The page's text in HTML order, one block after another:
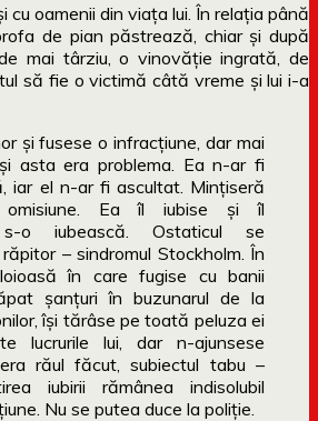
cu oamenii din viața lui. În relația până
de pian păstrează, chiar și după
mai târziu, o vinovăție ingrată, de
să fie o victimă câtă vreme și lui i-a
şi fusese o infracţiune, dar mai
asta era problema. Ea n-ar fi
iar el n-ar fi ascultat. Minţiseră
omisiune. Ea îl iubise şi îl
s-o iubească. Ostaticul se
– sindromul Stockholm. În
în care fugise cu banii
şanţuri în buzunarul de la
îşi tărâse pe toată peluza ei
lucrurile lui, dar n-ajunsese
răul făcut, subiectul tabu –
iubirii rămânea indisolubil
Nu se putea duce la poliţie.